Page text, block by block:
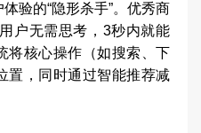
验的“隐形杀手”。优秀商
户无需思考，3秒内就能
将核心操作（如搜索、下
置，同时通过智能推荐减